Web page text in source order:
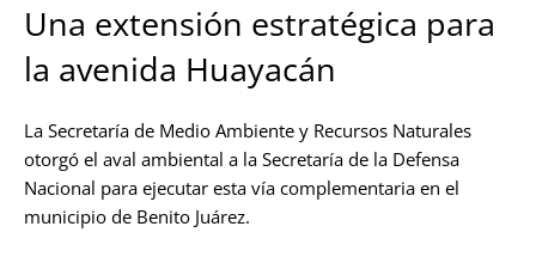
Una extensión estratégica para
la avenida Huayacán
La Secretaría de Medio Ambiente y Recursos Naturales
otorgó el aval ambiental a la Secretaría de la Defensa
Nacional para ejecutar esta vía complementaria en el
municipio de Benito Juárez.